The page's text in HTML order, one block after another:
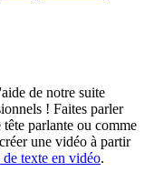
de notre suite
! Faites parler
parlante ou comme
une vidéo à partir
texte en vidéo.